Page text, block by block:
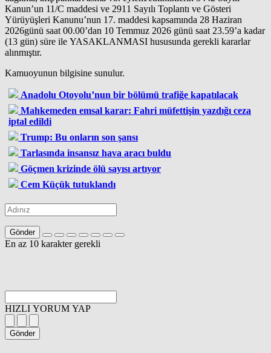
Kanun’un 11/C maddesi ve 2911 Sayılı Toplantı ve Gösteri
Yürüyüşleri Kanunu’nun 17. maddesi kapsamında 28 Haziran
2026günü saat 00.00’dan 10 Temmuz 2026 günü saat 23.59’a kadar
(13 gün) süre ile YASAKLANMASI hususunda gerekli kararlar
alınmıştır.
Kamuoyunun bilgisine sunulur.
Anadolu Otoyolu’nun bir bölümü trafiğe kapatılacak
Mahkemeden emsal karar: Fahri müfettişin yazdığı ceza
iptal edildi
Trump: Bu onların son şansı
Tarlasında insansız hava aracı buldu
Göçmen krizinde ölü sayısı artıyor
Cem Küçük tutuklandı
Gönder
En az 10 karakter gerekli
HIZLI YORUM YAP
Gönder